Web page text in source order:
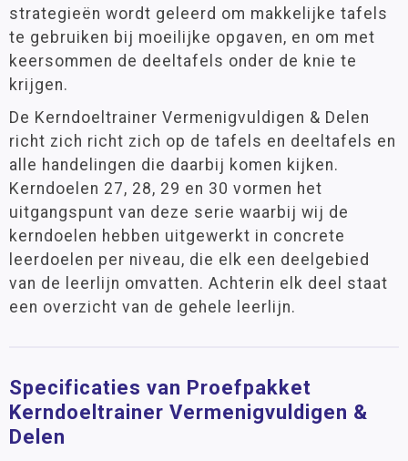
strategieën wordt geleerd om makkelijke tafels
te gebruiken bij moeilijke opgaven, en om met
keersommen de deeltafels onder de knie te
krijgen.
De Kerndoeltrainer Vermenigvuldigen & Delen
richt zich richt zich op de tafels en deeltafels en
alle handelingen die daarbij komen kijken.
Kerndoelen 27, 28, 29 en 30 vormen het
uitgangspunt van deze serie waarbij wij de
kerndoelen hebben uitgewerkt in concrete
leerdoelen per niveau, die elk een deelgebied
van de leerlijn omvatten. Achterin elk deel staat
een overzicht van de gehele leerlijn.
Specificaties van Proefpakket
Kerndoeltrainer Vermenigvuldigen &
Delen